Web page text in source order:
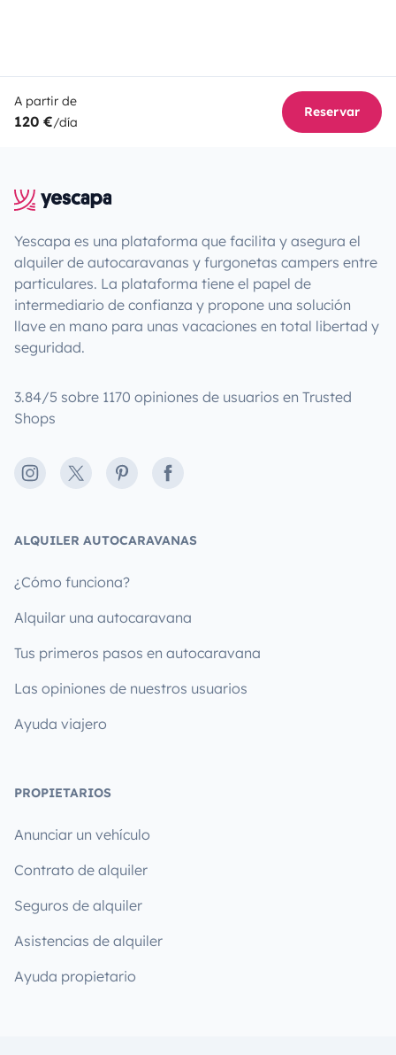
A partir de
120 €/día
Reservar
Yescapa es una plataforma que facilita y asegura el
alquiler de autocaravanas y furgonetas campers entre
particulares. La plataforma tiene el papel de
intermediario de confianza y propone una solución
llave en mano para unas vacaciones en total libertad y
seguridad.
3.84/5 sobre 1170 opiniones de usuarios en Trusted
Shops
Instagram
X PinterestFacebook
ALQUILER AUTOCARAVANAS
¿Cómo funciona?
Alquilar una autocaravana
Tus primeros pasos en autocaravana
Las opiniones de nuestros usuarios
Ayuda viajero
PROPIETARIOS
Anunciar un vehículo
Contrato de alquiler
Seguros de alquiler
Asistencias de alquiler
Ayuda propietario